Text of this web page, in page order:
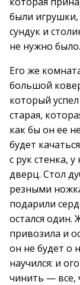
были
сундук и
не нужно было.
Его же
большой
который
старая,
как бы он ее
будет
с рук стенка,
дверц. Стол
резными
подарили
остался один.
привозила и
он не будет о
научился: и
чинить — все,